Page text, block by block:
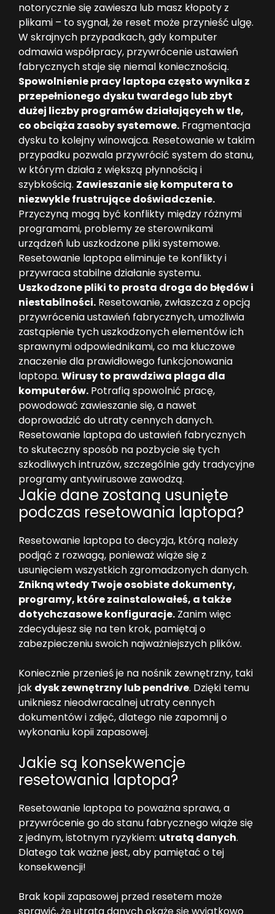
notorycznie się zawiesza lub masz kłopoty z
plikami – to sygnał, że reset może przynieść ulgę.
W skrajnych przypadkach, gdy komputer
odmawia współpracy, przywrócenie ustawień
fabrycznych staje się niemal koniecznością.
Spowolnienie pracy laptopa często wynika z
przepełnionego dysku twardego lub zbyt
dużej liczby programów działających w tle,
co obciąża zasoby systemowe. Fragmentacja
dysku to kolejny winowajca. Resetowanie w takim
przypadku pozwala przywrócić system do stanu,
w którym działa z większą płynnością i
szybkością. Zawieszanie się komputera to
niezwykle frustrujące doświadczenie.
Przyczyną mogą być konflikty między różnymi
programami, problemy ze sterownikami
urządzeń lub uszkodzone pliki systemowe.
Resetowanie laptopa eliminuje te konflikty i
przywraca stabilne działanie systemu.
Uszkodzone pliki to prosta droga do błędów i
niestabilności. Resetowanie, zwłaszcza z opcją
przywrócenia ustawień fabrycznych, umożliwia
zastąpienie tych uszkodzonych elementów ich
sprawnymi odpowiednikami, co ma kluczowe
znaczenie dla prawidłowego funkcjonowania
laptopa. Wirusy to prawdziwa plaga dla
komputerów. Potrafią spowolnić pracę,
powodować zawieszanie się, a nawet
doprowadzić do utraty cennych danych.
Resetowanie laptopa do ustawień fabrycznych
to skuteczny sposób na pozbycie się tych
szkodliwych intruzów, szczególnie gdy tradycyjne
programy antywirusowe zawodzą.
Jakie dane zostaną usunięte
podczas resetowania laptopa?
Resetowanie laptopa to decyzja, którą należy
podjąć z rozwagą, ponieważ wiąże się z
usunięciem wszystkich zgromadzonych danych.
Znikną wtedy Twoje osobiste dokumenty,
programy, które zainstalowałeś, a także
dotychczasowe konfiguracje. Zanim więc
zdecydujesz się na ten krok, pamiętaj o
zabezpieczeniu swoich najważniejszych plików.
Koniecznie przenieś je na nośnik zewnętrzny, taki
jak dysk zewnętrzny lub pendrive. Dzięki temu
unikniesz nieodwracalnej utraty cennych
dokumentów i zdjęć, dlatego nie zapomnij o
wykonaniu kopii zapasowej.
Jakie są konsekwencje
resetowania laptopa?
Resetowanie laptopa to poważna sprawa, a
przywrócenie go do stanu fabrycznego wiąże się
z jednym, istotnym ryzykiem: utratą danych.
Dlatego tak ważne jest, aby pamiętać o tej
konsekwencji!
Brak kopii zapasowej przed resetem może